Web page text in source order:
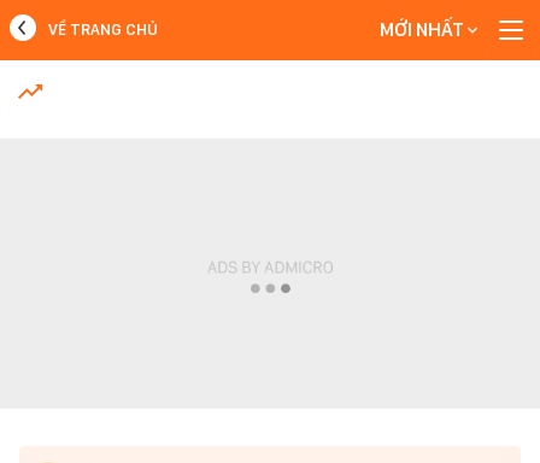
MỚI NHẤT
VỀ TRANG CHỦ MỚI NHẤT